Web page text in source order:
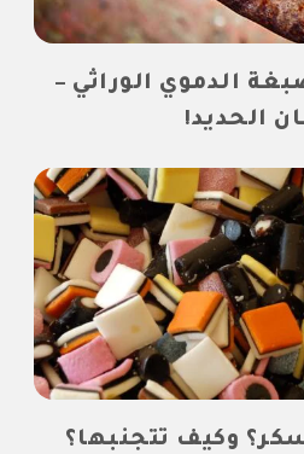
الدموي الوراثي –
الحديد!
وكيف تتجنبها؟